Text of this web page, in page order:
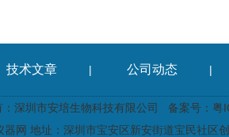
技术文章 | 公司动态 |
深圳市安培生物科技有限公司 备案号：粤
器网 地址：深圳市宝安区新安街道宝民社区